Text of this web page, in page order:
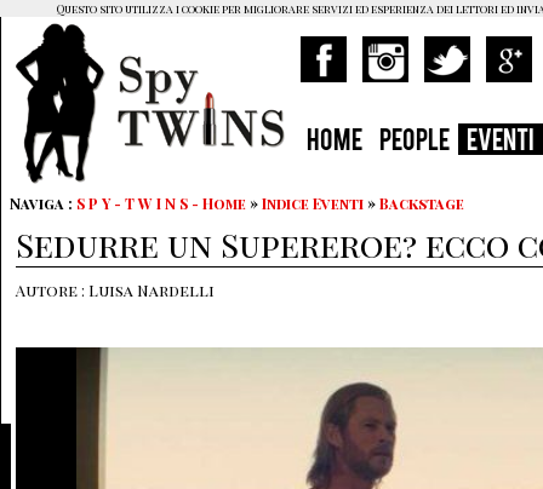
HOME PEOPLE EVENTI
Naviga : S P Y - T W I N S - Home »Indice Eventi »Backstage
Sedurre un Supereroe? ecco
Autore : Luisa Nardelli
Questo sito utilizza i cookie per migliorare servizi ed esperienza dei lettori ed